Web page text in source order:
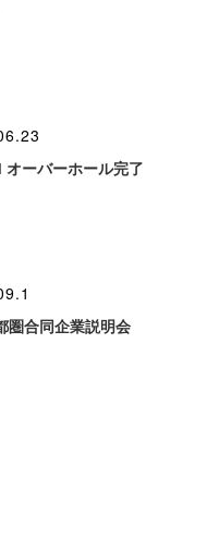
オーバーホール完了
圏合同企業説明会